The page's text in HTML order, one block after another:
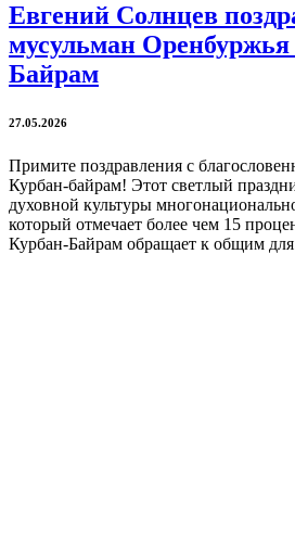
Евгений Солнцев
мусульман Оренбуржья
Байрам
27.05.2026
Примите поздравления с
Курбан-байрам! Этот светлый
духовной культуры
который отмечает более чем 15
Курбан-Байрам обращает к общим